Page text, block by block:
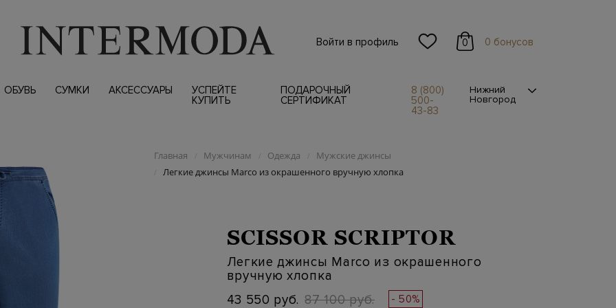
Войти в профиль 0 0 бонусов
ОБУВЬ СУМКИ АКСЕССУАРЫ
УСПЕЙТЕ
КУПИТЬ
ПОДАРОЧНЫЙ
СЕРТИФИКАТ
8 (800)
500-
43-83
Нижний
Новгород
Главная / Мужчинам / Одежда / Мужские джинсы
/ Легкие джинсы Marco из окрашенного вручную хлопка
SCISSOR SCRIPTOR
Легкие джинсы Marco из окрашенного
вручную хлопка
43 550 руб. 87 100 руб. - 50%